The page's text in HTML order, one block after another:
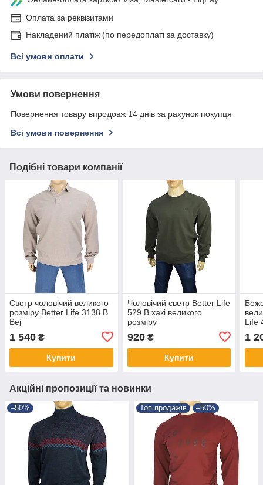
Оплата за реквізитами
Накладений платіж (по передоплаті за доставку)
Всі умови оплати
Умови повернення
Повернення товару впродовж 14 днів за рахунок покупця
Всі умови повернення
Подібні товари компанії
Светр чоловічий великого
розміру Better Life 3138 B
Bej
1 540 ₴
Купити
Чоловічий светр Better Life
529 В хакі великого
розміру
920₴
Купити
Life
1
Акційні пропозиції та новинки
–50% Топ продажів –50%